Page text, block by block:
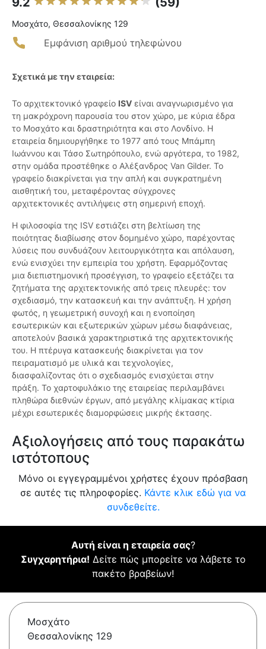
Μοσχάτο, Θεσσαλονίκης 129
Εμφάνιση αριθμού τηλεφώνου
Σχετικά με την εταιρεία:
Το αρχιτεκτονικό γραφείο ISV είναι αναγνωρισμένο για
τη μακρόχρονη παρουσία του στον χώρο, με κύρια έδρα
το Μοσχάτο και δραστηριότητα και στο Λονδίνο. Η
εταιρεία δημιουργήθηκε το 1977 από τους Μπάμπη
Ιωάννου και Τάσο Σωτηρόπουλο, ενώ αργότερα, το 1982,
στην ομάδα προστέθηκε ο Αλέξανδρος Van Gilder. Το
γραφείο διακρίνεται για την απλή και συγκρατημένη
αισθητική του, μεταφέροντας σύγχρονες
αρχιτεκτονικές αντιλήψεις στη σημερινή εποχή.
Η φιλοσοφία της ISV εστιάζει στη βελτίωση της
ποιότητας διαβίωσης στον δομημένο χώρο, παρέχοντας
λύσεις που συνδυάζουν λειτουργικότητα και απόλαυση,
ενώ ενισχύει την εμπειρία του χρήστη. Εφαρμόζοντας
μια διεπιστημονική προσέγγιση, το γραφείο εξετάζει τα
ζητήματα της αρχιτεκτονικής από τρεις πλευρές: τον
σχεδιασμό, την κατασκευή και την ανάπτυξη. Η χρήση
φωτός, η γεωμετρική συνοχή και η ενοποίηση
εσωτερικών και εξωτερικών χώρων μέσω διαφάνειας,
αποτελούν βασικά χαρακτηριστικά της αρχιτεκτονικής
του. Η πτέρυγα κατασκευής διακρίνεται για τον
πειραματισμό με υλικά και τεχνολογίες,
διασφαλίζοντας ότι ο σχεδιασμός ενισχύεται στην
πράξη. Το χαρτοφυλάκιο της εταιρείας περιλαμβάνει
πληθώρα διεθνών έργων, από μεγάλης κλίμακας κτίρια
μέχρι εσωτερικές διαμορφώσεις μικρής έκτασης.
Αξιολογήσεις από τους παρακάτω
ιστότοπους
Μόνο οι εγγεγραμμένοι χρήστες έχουν πρόσβαση
σε αυτές τις πληροφορίες. Κάντε κλικ εδώ για να
συνδεθείτε.
Αυτή είναι η εταιρεία σας?
Συγχαρητήρια! Δείτε πώς μπορείτε να λάβετε το
πακέτο βραβείων!
Μοσχάτο
Θεσσαλονίκης 129